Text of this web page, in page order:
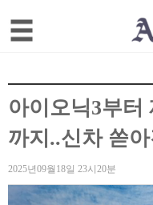
아이오닉3부터
까지..신차 쏟
2025년09월18일 23시20분